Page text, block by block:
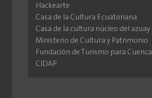
Hackearte
Casa de la Cultura Ecuatoriana
Casa de la cultura núcleo del azuay
Ministerio de Cultura y Patrimonio
Fundación de Turismo para Cuenca
CIDAP